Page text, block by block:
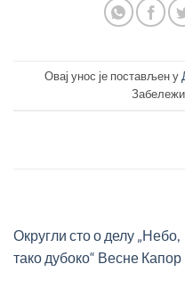
Овај унос је постављен у
Округли сто о делу „Небо,
тако дубоко“ Весне Капор